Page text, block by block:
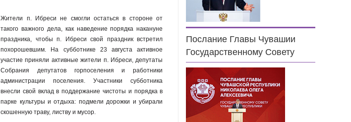
Жители п. Ибреси не смогли остаться в стороне от
такого важного дела, как наведение порядка накануне
праздника, чтобы п. Ибреси свой праздник встретил
похорошевшим. На субботнике 23 августа активное
участие приняли активные жители п. Ибреси, депутаты
Собрания депутатов горпоселения и работники
администрации поселения. Участники субботника
внесли свой вклад в поддержание чистоты и порядка в
парке культуры и отдыха: подмели дорожки и убирали
скошенную траву, листву и мусор.
Послание Главы Чувашии
Государственному Совету